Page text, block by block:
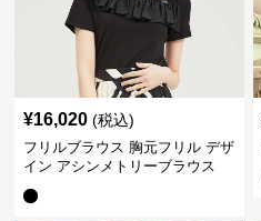
¥16,020 (税込)
フリルブラウス 胸元フリル デザ
イン アシンメトリーブラウス